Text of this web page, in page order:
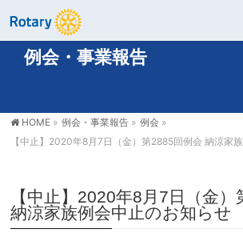
例会・事業報告
HOME » 例会・事業報告 » 例会 »
【中止】2020年8月7日（金）第2885回例会 納涼家
【中止】2020年8月7日（金
納涼家族例会中止のお知らせ